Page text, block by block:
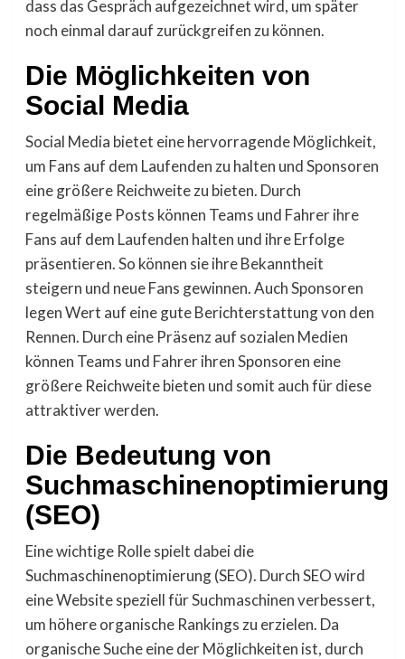
dass das Gespräch aufgezeichnet wird, um später
noch einmal darauf zurückgreifen zu können.
Die Möglichkeiten von
Social Media
Social Media bietet eine hervorragende Möglichkeit,
um Fans auf dem Laufenden zu halten und Sponsoren
eine größere Reichweite zu bieten. Durch
regelmäßige Posts können Teams und Fahrer ihre
Fans auf dem Laufenden halten und ihre Erfolge
präsentieren. So können sie ihre Bekanntheit
steigern und neue Fans gewinnen. Auch Sponsoren
legen Wert auf eine gute Berichterstattung von den
Rennen. Durch eine Präsenz auf sozialen Medien
können Teams und Fahrer ihren Sponsoren eine
größere Reichweite bieten und somit auch für diese
attraktiver werden.
Die Bedeutung von
Suchmaschinenoptimierung
(SEO)
Eine wichtige Rolle spielt dabei die
Suchmaschinenoptimierung (SEO). Durch SEO wird
eine Website speziell für Suchmaschinen verbessert,
um höhere organische Rankings zu erzielen. Da
organische Suche eine der Möglichkeiten ist, durch